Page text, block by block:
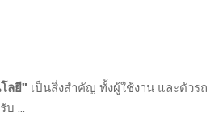
ลยี" เป็นสิ่งสำคัญ ทั้งผู้ใช้งาน และตัวรถ
บ ...